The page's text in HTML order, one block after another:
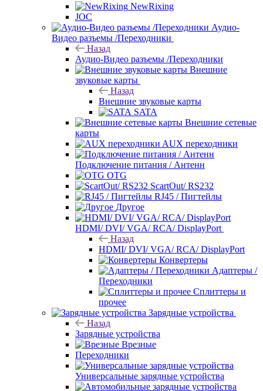
NewRixing
JOC
Аудио-
Видео разъемы /Переходники
Назад
Аудио-Видео разъемы /Переходники
Внешние
звуковые карты
Назад
Внешние звуковые карты
SATA
Внешние сетевые
карты
AUX переходники
Подключение питания / Антенн
OTG
ScartOut/ RS232
RJ45 / Пигтейлы
Другое
HDMI/ DVI/ VGA/ RCA/ DisplayPort
Назад
HDMI/ DVI/ VGA/ RCA/ DisplayPort
Конвертеры
Адаптеры /
Переходники
Сплиттеры и
прочее
Зарядные устройства
Назад
Зарядные устройства
Врезные
Переходники
Универсальные зарядные устройства